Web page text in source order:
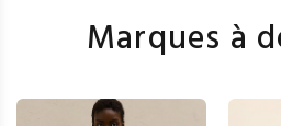
Marques à